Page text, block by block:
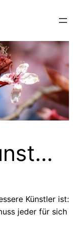
Künstler ist:
jeder für sich